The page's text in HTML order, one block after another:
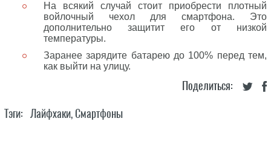
На всякий случай стоит приобрести плотный
войлочный чехол для смартфона. Это
дополнительно защитит его от низкой
температуры.
Заранее зарядите батарею до 100% перед тем,
как выйти на улицу.
Поделиться:
Тэги: Лайфхаки,Смартфоны